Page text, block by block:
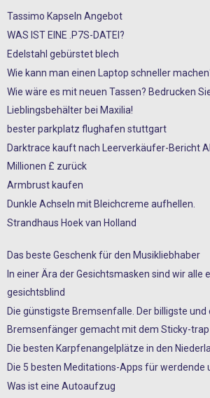
Tassimo Kapseln Angebot
WAS IST EINE .P7S-DATEI?
Edelstahl gebürstet blech
Wie kann man einen Laptop schneller
Wie wäre es mit neuen Tassen? Bedrucken
Lieblingsbehälter bei Maxilia!
bester parkplatz flughafen stuttgart
Darktrace kauft nach Leerverkäufer-Bericht
Millionen £ zurück
Armbrust kaufen
Dunkle Achseln mit Bleichcreme aufhellen.
Strandhaus Hoek van Holland
Das beste Geschenk für den Musikliebhaber
In einer Ära der Gesichtsmasken sind wir alle
gesichtsblind
Die günstigste Bremsenfalle. Der billigste
Bremsenfänger gemacht mit dem Sticky-trap
Die besten Karpfenangelplätze in den
Die 5 besten Meditations-Apps für werdende
Was ist eine Autoaufzug